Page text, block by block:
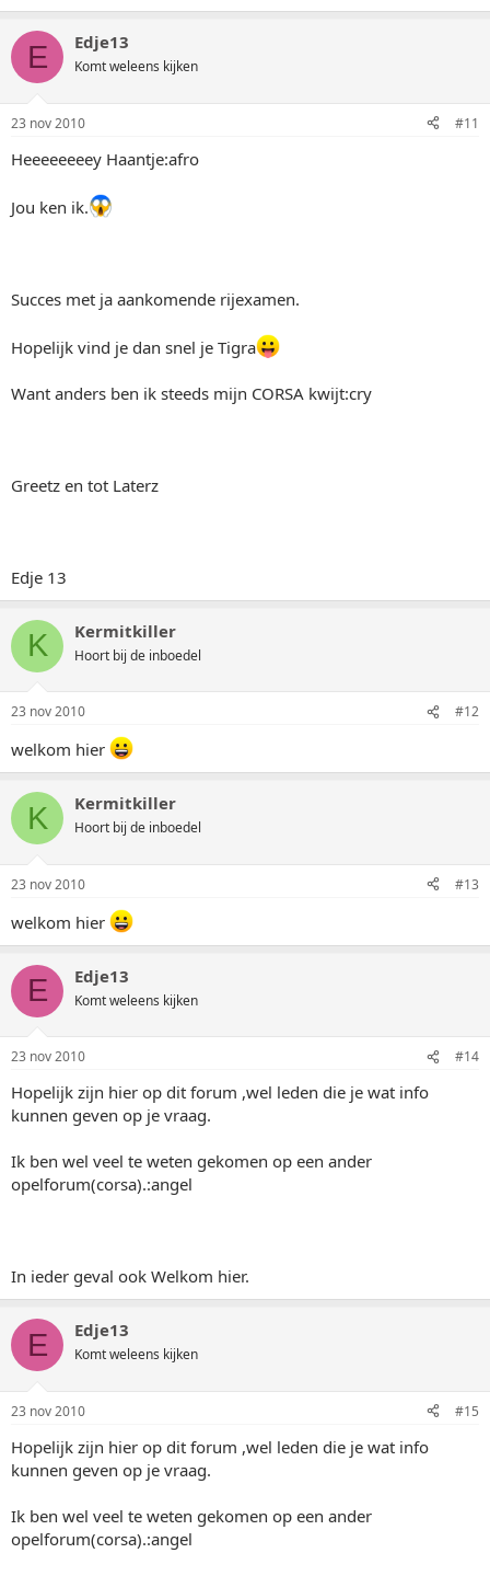
E Edje13
Komt weleens kijken
23 nov 2010 #11
Heeeeeeeey Haantje:afro
Jou ken ik.
Succes met ja aankomende rijexamen.
Hopelijk vind je dan snel je Tigra
Want anders ben ik steeds mijn CORSA kwijt:cry
Greetz en tot Laterz
Edje 13
K Kermitkiller
Hoort bij de inboedel
23 nov 2010 #12
welkom hier
K Kermitkiller
Hoort bij de inboedel
23 nov 2010 #13
welkom hier
E Edje13
Komt weleens kijken
23 nov 2010 #14
Hopelijk zijn hier op dit forum ,wel leden die je wat info
kunnen geven op je vraag.
Ik ben wel veel te weten gekomen op een ander
opelforum(corsa).:angel
In ieder geval ook Welkom hier.
E Edje13
Komt weleens kijken
23 nov 2010 #15
Hopelijk zijn hier op dit forum ,wel leden die je wat info
kunnen geven op je vraag.
Ik ben wel veel te weten gekomen op een ander
opelforum(corsa).:angel